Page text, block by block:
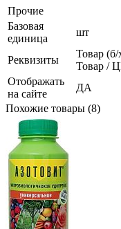
Прочие
Базовая
единица
шт
Реквизиты
Товар
Товар /
Отображать
на сайте
ДА
Похожие товары (8)